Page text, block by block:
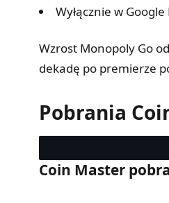
Wyłącznie w
Wzrost Monopoly Go
dekadę po premierze
Pobrania
Coin Master